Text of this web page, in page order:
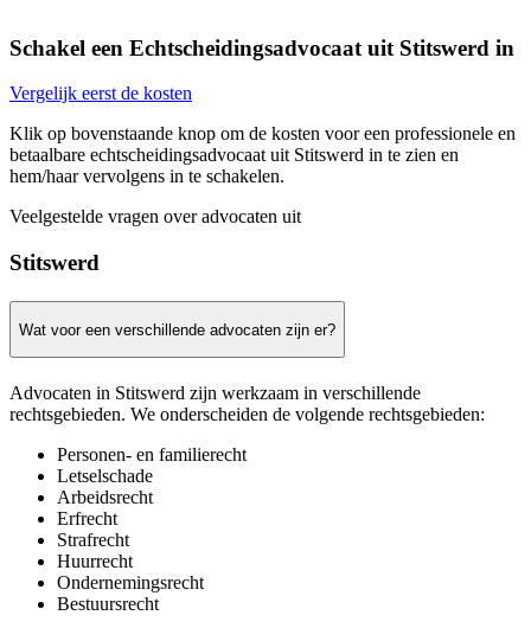
Schakel een Echtscheidingsadvocaat uit Stitswerd in
Vergelijk eerst de kosten
Klik op bovenstaande knop om de kosten voor een professionele en
betaalbare echtscheidingsadvocaat uit Stitswerd in te zien en
hem/haar vervolgens in te schakelen.
Veelgestelde vragen over advocaten uit
Stitswerd
Wat voor een verschillende advocaten zijn er?
Advocaten in Stitswerd zijn werkzaam in verschillende
rechtsgebieden. We onderscheiden de volgende rechtsgebieden:
Personen- en familierecht
Letselschade
Arbeidsrecht
Erfrecht
Strafrecht
Huurrecht
Ondernemingsrecht
Bestuursrecht